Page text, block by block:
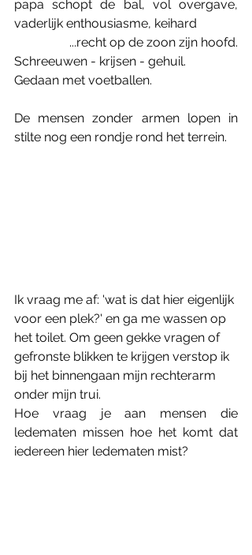
papa schopt de bal, vol overgave,
vaderlijk enthousiasme, keihard
...recht op de zoon zijn hoofd.
Schreeuwen - krijsen - gehuil.
Gedaan met voetballen.
De mensen zonder armen lopen in
stilte nog een rondje rond het terrein.
Ik vraag me af: 'wat is dat hier eigenlijk
voor een plek?' en ga me wassen op
het toilet. Om geen gekke vragen of
gefronste blikken te krijgen verstop ik
bij het binnengaan mijn rechterarm
onder mijn trui.
Hoe vraag je aan mensen die
ledematen missen hoe het komt dat
iedereen hier ledematen mist?